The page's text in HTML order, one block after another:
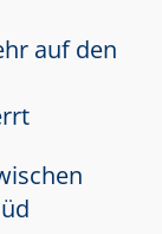
auf den